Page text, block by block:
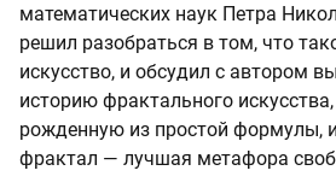
математических наук Петра
решил разобраться в том, что
искусство, и обсудил с автором
историю фрактального
рожденную из простой формулы,
фрактал — лучшая метафора